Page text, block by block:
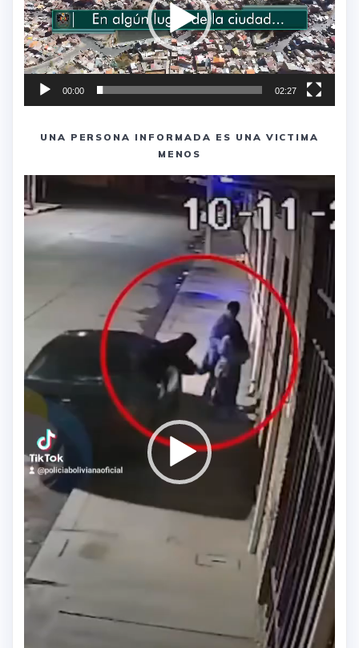
00:00 02:27
UNA PERSONA INFORMADA ES UNA VICTIMA
MENOS
Reproductor
de
vídeo